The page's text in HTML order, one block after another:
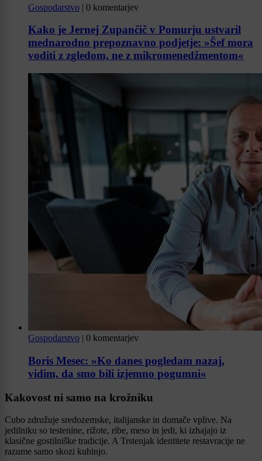
Gospodarstvo | 0 komentarjev
Kako je Jernej Zupančič v Pomurju ustvaril
mednarodno prepoznavno podjetje: »Šef mora
voditi z zgledom, ne z mikromenedžmentom«
Gospodarstvo | 0 komentarjev
Boris Mesec: »Ko danes pogledam nazaj,
vidim, da smo bili izjemno pogumni«
Kakovost ni samo na krožniku
Cubo združuje sredozemske, italijanske in domače vplive. Na
jedilniku so testenine, rižote, ribe, meso in jedi, ki izhajajo iz
klasične gostilniške tradicije. A Trstenjak identitete restavracije ne
razume samo skozi kuhinjo.